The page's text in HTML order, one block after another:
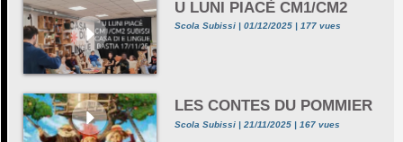
U LUNI PIACÈ CM1/CM2
Scola Subissi | 01/12/2025 | 177 vues
LES CONTES DU POMMIER
Scola Subissi | 21/11/2025 | 167 vues